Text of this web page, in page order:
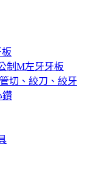
制M左牙牙板
切、絞刀、絞牙
鑽